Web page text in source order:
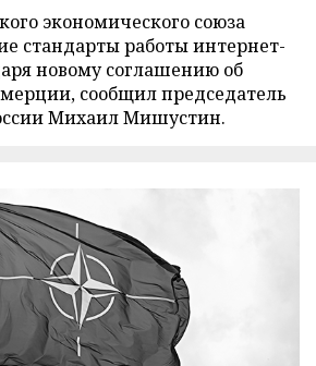
экономического союза
стандарты работы интернет-
новому соглашению об
сообщил председатель
Михаил Мишустин.